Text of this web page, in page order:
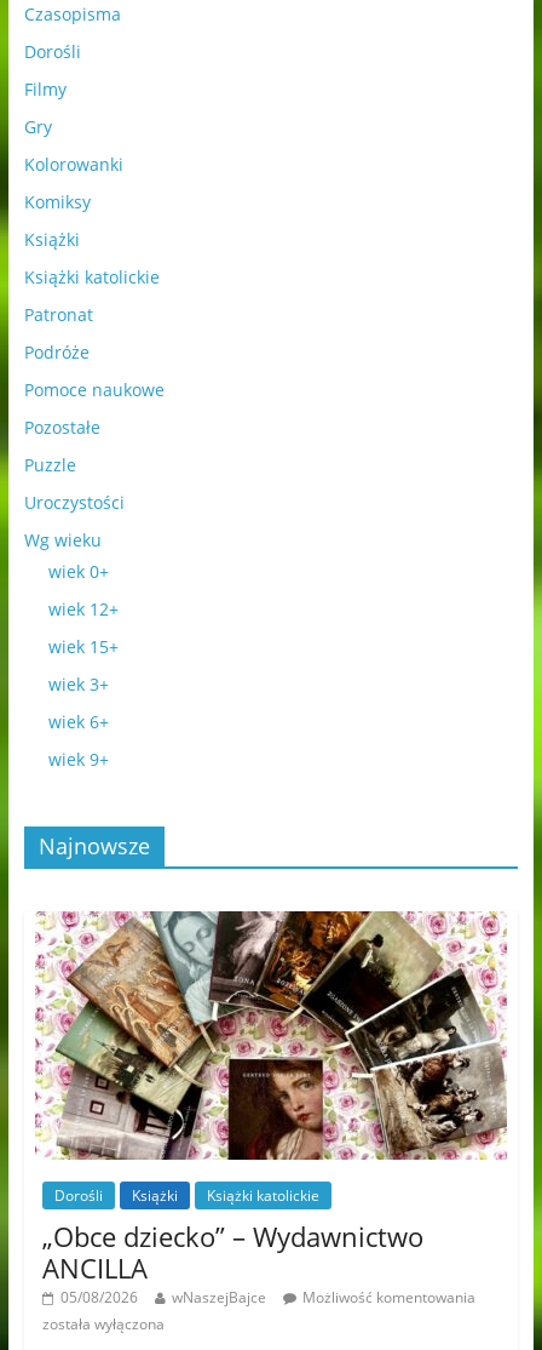
Czasopisma
Dorośli
Filmy
Gry
Kolorowanki
Komiksy
Książki
Książki katolickie
Patronat
Podróże
Pomoce naukowe
Pozostałe
Puzzle
Uroczystości
Wg wieku
wiek 0+
wiek 12+
wiek 15+
wiek 3+
wiek 6+
wiek 9+
Najnowsze
Dorośli Książki Książki katolickie
„Obce dziecko” – Wydawnictwo
ANCILLA
05/08/2026 wNaszejBajce
Możliwość komentowania
została wyłączona